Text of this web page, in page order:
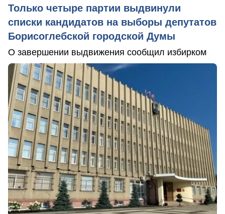
Только четыре партии выдвинули
списки кандидатов на выборы депутатов
Борисоглебской городской Думы
О завершении выдвижения сообщил избирком